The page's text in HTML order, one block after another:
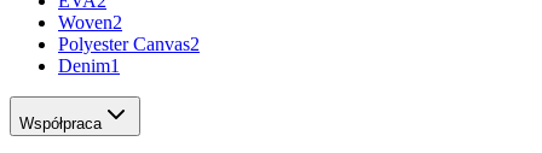
Woven2
Polyester Canvas2
Denim1
Współpraca